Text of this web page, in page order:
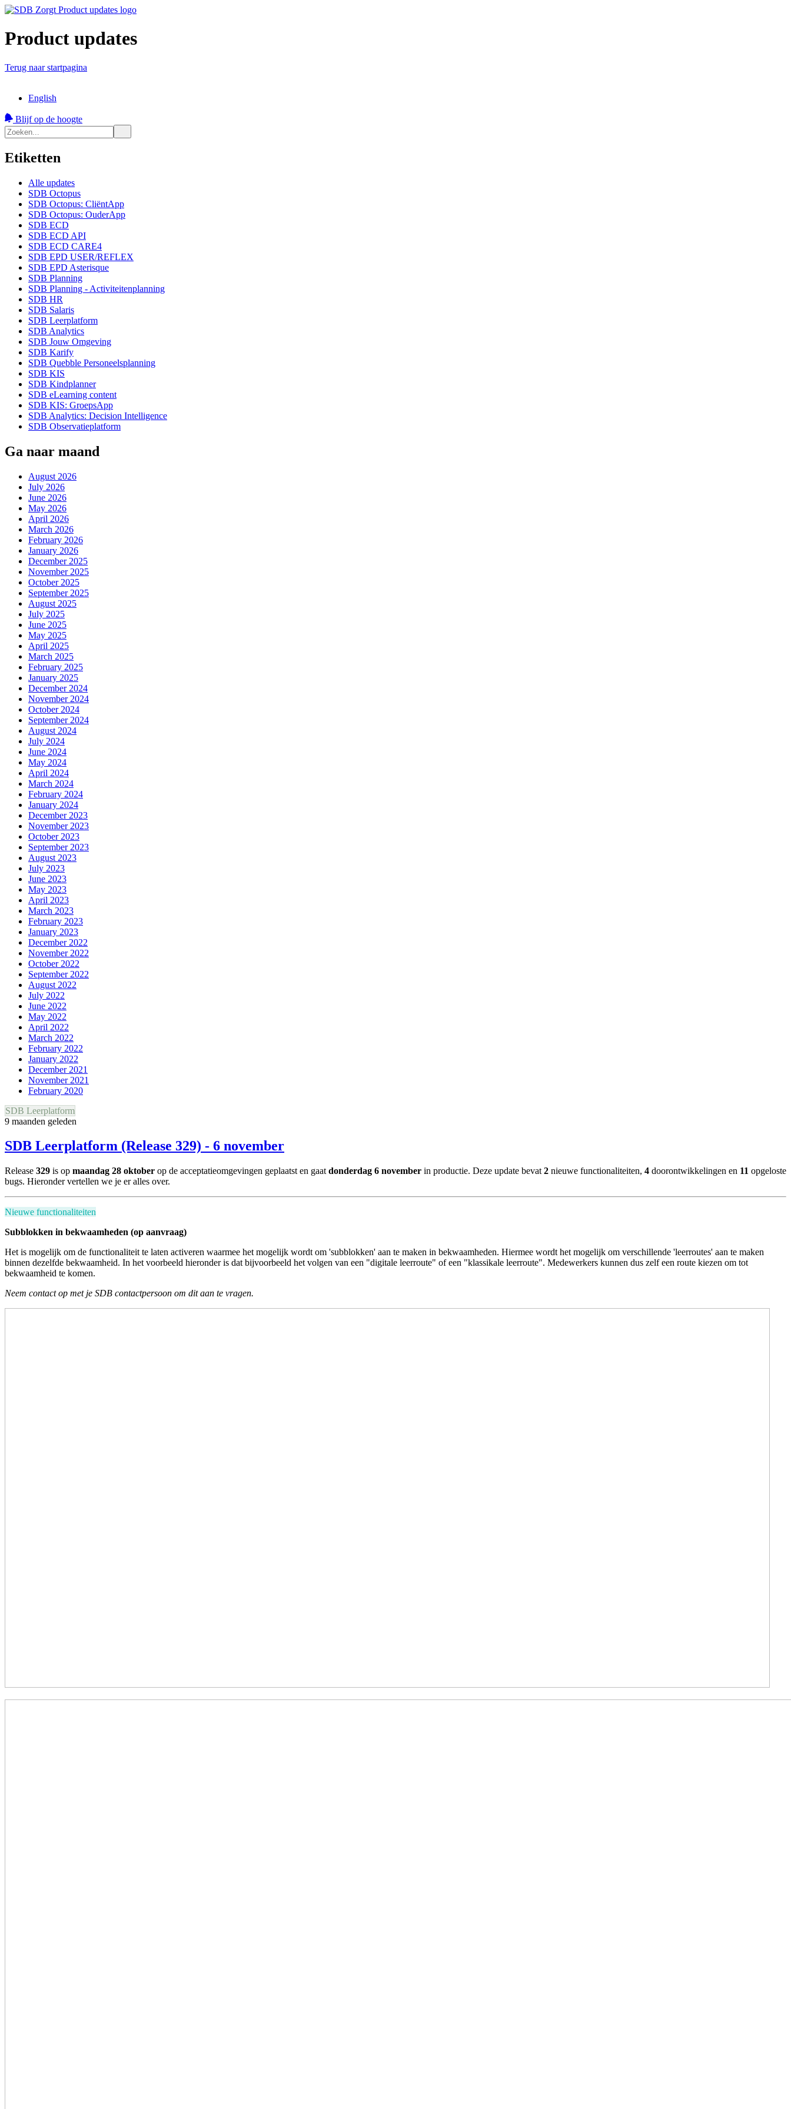
Product updates
Terug naar startpagina
English
Blijf op de hoogte
Etiketten
Alle updates
SDB Octopus
SDB Octopus: CliëntApp
SDB Octopus: OuderApp
SDB ECD
SDB ECD API
SDB ECD CARE4
SDB EPD USER/REFLEX
SDB EPD Asterisque
SDB Planning
SDB Planning - Activiteitenplanning
SDB HR
SDB Salaris
SDB Leerplatform
SDB Analytics
SDB Jouw Omgeving
SDB Karify
SDB Quebble Personeelsplanning
SDB KIS
SDB Kindplanner
SDB eLearning content
SDB KIS: GroepsApp
SDB Analytics: Decision Intelligence
SDB Observatieplatform
Ga naar maand
August 2026
July 2026
June 2026
May 2026
April 2026
March 2026
February 2026
January 2026
December 2025
November 2025
October 2025
September 2025
August 2025
July 2025
June 2025
May 2025
April 2025
March 2025
February 2025
January 2025
December 2024
November 2024
October 2024
September 2024
August 2024
July 2024
June 2024
May 2024
April 2024
March 2024
February 2024
January 2024
December 2023
November 2023
October 2023
September 2023
August 2023
July 2023
June 2023
May 2023
April 2023
March 2023
February 2023
January 2023
December 2022
November 2022
October 2022
September 2022
August 2022
July 2022
June 2022
May 2022
April 2022
March 2022
February 2022
January 2022
December 2021
November 2021
February 2020
SDB Leerplatform
9 maanden geleden
SDB Leerplatform (Release 329) - 6 november
Release 329 is op maandag 28 oktober op de acceptatieomgevingen geplaatst en gaat donderdag 6 november in productie. Deze update bevat 2 nieuwe functionaliteiten, 4 doorontwikkelingen en 11 opgeloste
bugs. Hieronder vertellen we je er alles over.
Nieuwe functionaliteiten
Subblokken in bekwaamheden (op aanvraag)
Het is mogelijk om de functionaliteit te laten activeren waarmee het mogelijk wordt om 'subblokken' aan te maken in bekwaamheden. Hiermee wordt het mogelijk om verschillende 'leerroutes' aan te maken
binnen dezelfde bekwaamheid. In het voorbeeld hieronder is dat bijvoorbeeld het volgen van een "digitale leerroute" of een "klassikale leerroute". Medewerkers kunnen dus zelf een route kiezen om tot
bekwaamheid te komen.
Neem contact op met je SDB contactpersoon om dit aan te vragen.